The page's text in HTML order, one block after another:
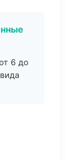
6 до